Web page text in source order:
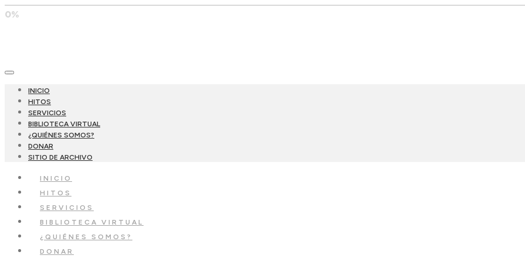
0%
INICIO
HITOS
SERVICIOS
BIBLIOTECA VIRTUAL
¿QUIÉNES SOMOS?
DONAR
SITIO DE ARCHIVO
INICIO
HITOS
SERVICIOS
BIBLIOTECA VIRTUAL
¿QUIÉNES SOMOS?
DONAR